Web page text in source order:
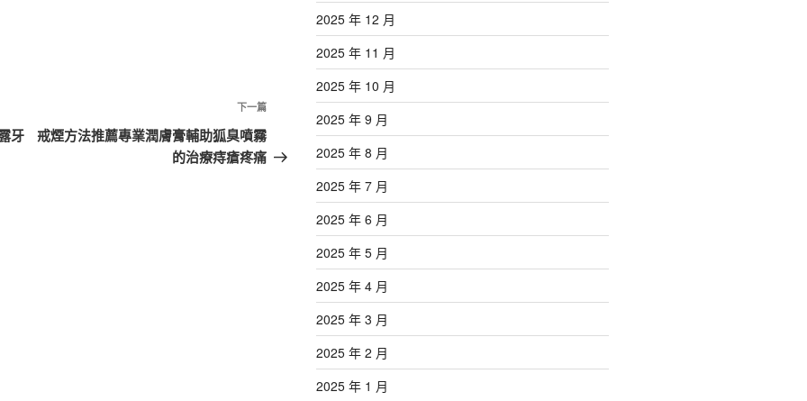
牙
下
一
篇
下一篇
戒煙方法推薦專業潤膚膏輔助狐臭噴霧
的治療痔瘡疼痛
2025 年 12 月
2025 年 11 月
2025 年 10 月
2025 年 9 月
2025 年 8 月
2025 年 7 月
2025 年 6 月
2025 年 5 月
2025 年 4 月
2025 年 3 月
2025 年 2 月
2025 年 1 月